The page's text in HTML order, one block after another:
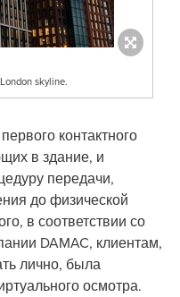
skyline.
контактного
в здание, и
передачи,
до физической
в соответствии со
DAMAC, клиентам,
лично, была
осмотра.